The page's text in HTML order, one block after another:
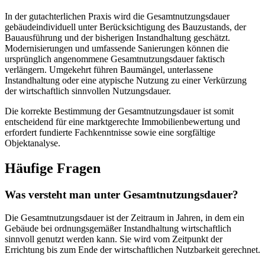
In der gutachterlichen Praxis wird die Gesamtnutzungsdauer
gebäudeindividuell unter Berücksichtigung des Bauzustands, der
Bauausführung und der bisherigen Instandhaltung geschätzt.
Modernisierungen und umfassende Sanierungen können die
ursprünglich angenommene Gesamtnutzungsdauer faktisch
verlängern. Umgekehrt führen Baumängel, unterlassene
Instandhaltung oder eine atypische Nutzung zu einer Verkürzung
der wirtschaftlich sinnvollen Nutzungsdauer.
Die korrekte Bestimmung der Gesamtnutzungsdauer ist somit
entscheidend für eine marktgerechte Immobilienbewertung und
erfordert fundierte Fachkenntnisse sowie eine sorgfältige
Objektanalyse.
Häufige Fragen
Was versteht man unter Gesamtnutzungsdauer?
Die Gesamtnutzungsdauer ist der Zeitraum in Jahren, in dem ein
Gebäude bei ordnungsgemäßer Instandhaltung wirtschaftlich
sinnvoll genutzt werden kann. Sie wird vom Zeitpunkt der
Errichtung bis zum Ende der wirtschaftlichen Nutzbarkeit gerechnet.